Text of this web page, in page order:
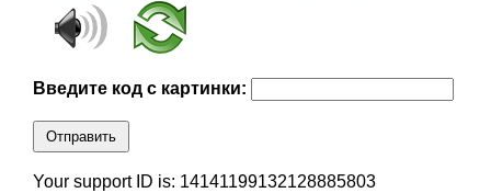
Введите код с картинки:
Отправить
Your support ID is: 14141199132128885803